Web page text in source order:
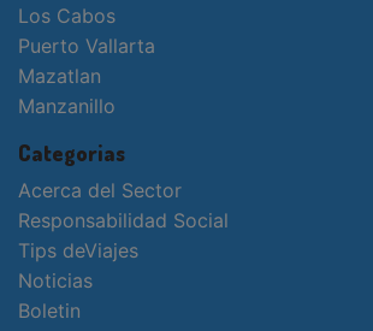
Los Cabos
Puerto Vallarta
Mazatlan
Manzanillo
Categorias
Acerca del Sector
Responsabilidad Social
Tips deViajes
Noticias
Boletin